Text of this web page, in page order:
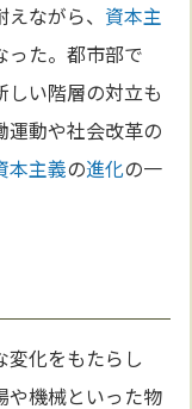
ながら、 資本主
った。都市部で
しい階層の対立も
運動や社会改革の
本主義の進化の一
変化をもたらし
や機械といった物